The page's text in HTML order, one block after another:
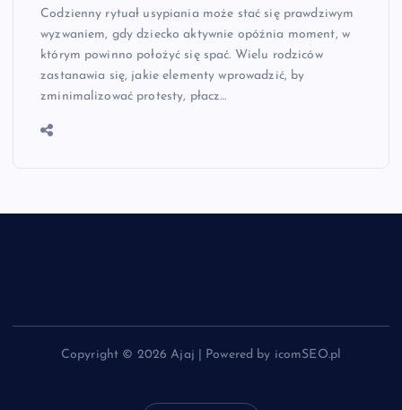
Codzienny rytuał usypiania może stać się prawdziwym
wyzwaniem, gdy dziecko aktywnie opóźnia moment, w
którym powinno położyć się spać. Wielu rodziców
zastanawia się, jakie elementy wprowadzić, by
zminimalizować protesty, płacz…
Copyright © 2026 Ajaj | Powered by icomSEO.pl